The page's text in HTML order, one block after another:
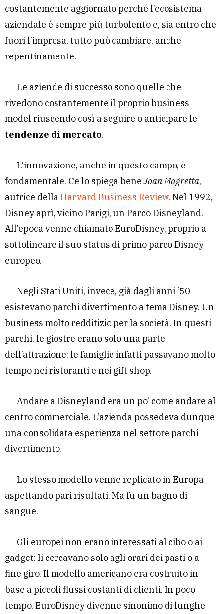
costantemente aggiornato perché l’ecosistema
aziendale è sempre più turbolento e, sia entro che
fuori l’impresa, tutto può cambiare, anche
repentinamente.
Le aziende di successo sono quelle che
rivedono costantemente il proprio business
model riuscendo così a seguire o anticipare le
tendenze di mercato.
L’innovazione, anche in questo campo, è
fondamentale. Ce lo spiega beneJoan Magretta,
autrice dellaHarvard Business Review. Nel 1992,
Disney aprì, vicino Parigi, un Parco Disneyland.
All’epoca venne chiamato EuroDisney, proprio a
sottolineare il suo status di primo parco Disney
europeo.
Negli Stati Uniti, invece, già dagli anni ‘50
esistevano parchi divertimento a tema Disney. Un
business molto redditizio per la società. In questi
parchi, le giostre erano solo una parte
dell’attrazione: le famiglie infatti passavano molto
tempo nei ristoranti e nei gift shop.
Andare a Disneyland era un po’ come andare al
centro commerciale. L’azienda possedeva dunque
una consolidata esperienza nel settore parchi
divertimento.
Lo stesso modello venne replicato in Europa
aspettando pari risultati. Ma fu un bagno di
sangue.
Gli europei non erano interessati al cibo o ai
gadget: li cercavano solo agli orari dei pasti o a
fine giro. Il modello americano era costruito in
base a piccoli flussi costanti di clienti. In poco
tempo, EuroDisney divenne sinonimo di lunghe